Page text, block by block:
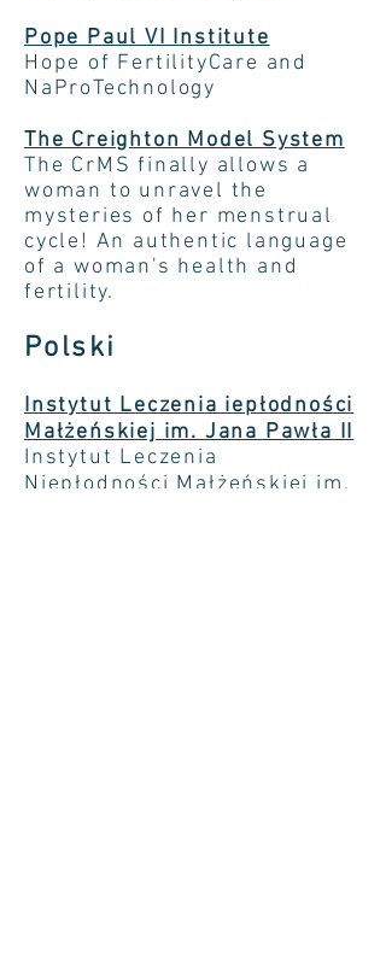
Pope Paul VI Institute
Hope of FertilityCare and
NaProTechnology
The Creighton Model System
The CrMS finally allows a
woman to unravel the
mysteries of her menstrual
cycle! An authentic language
of a woman's health and
fertility.
Polski
Instytut Leczenia iepłodności
Małżeńskiej im. Jana Pawła II
Instytut Leczenia
Niepłodności Małżeńskiej im.